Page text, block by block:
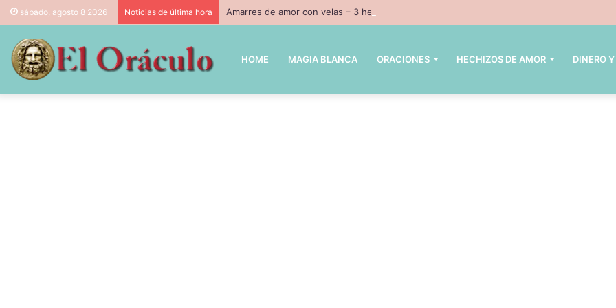
sábado, agosto 8 2026 Noticias de última hora Amarres de amor con velas – 3 hechizos con velas inpresindibles con magia negra
HOME MAGIA BLANCA ORACIONES HECHIZOS DE AMOR DINERO